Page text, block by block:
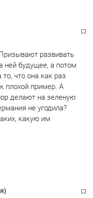
развивать
ней будущее, а потом
что она как раз
плохой пример. А
делают на зеленую
не угодила?
какую им